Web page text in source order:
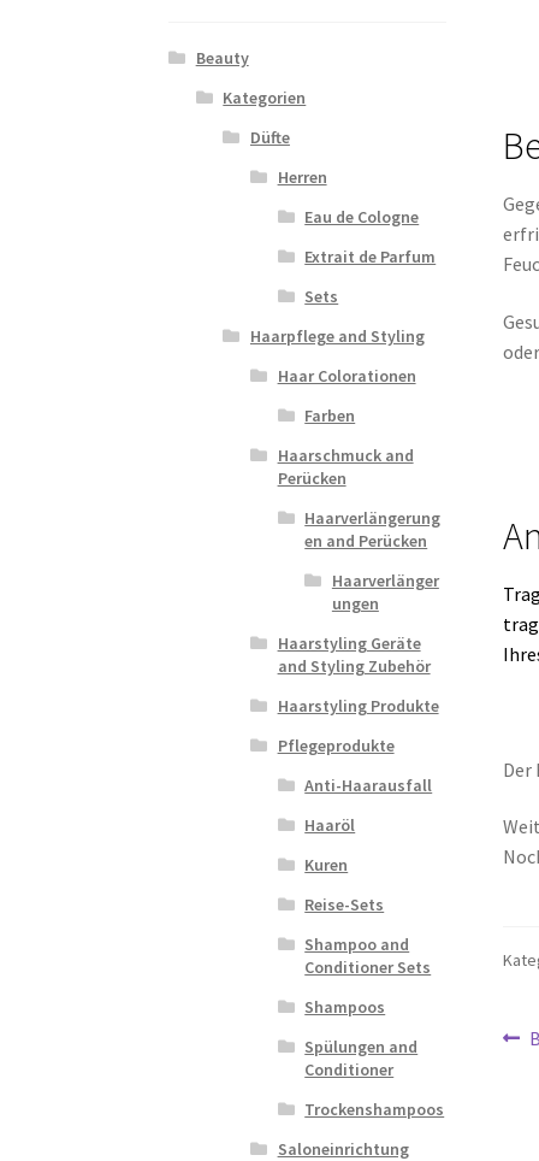
Der
Beauty
Kategorien
Düfte
Herren
Eau de Cologne
Extrait de Parfum
Sets
Haarpflege and Styling
Haar Colorationen
Farben
Haarschmuck and
Perücken
Haarverlängerung
en and Perücken
Haarverlänger
ungen
Haarstyling Geräte
and Styling Zubehör
Haarstyling Produkte
Pflegeprodukte
Anti-Haarausfall
Haaröl
Kuren
Reise-Sets
Shampoo and
Conditioner Sets
Shampoos
Spülungen and
Conditioner
Trockenshampoos
Saloneinrichtung